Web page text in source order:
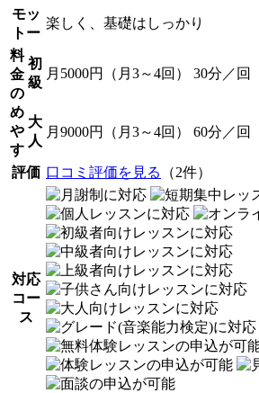
モッ
トー
楽しく、基礎はしっかり
料
金
の
め
や
す
初
級
月5000円（月3～4回） 30分／回
大
人
月9000円（月3～4回） 60分／回
評価 口コミ評価を見る （2件）
対応
コー
ス